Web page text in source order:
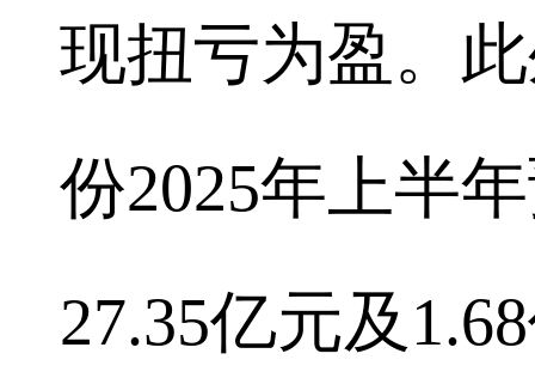
现扭亏为盈。
份2025年上半
27.35亿元及